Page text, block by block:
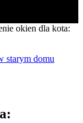
okien dla kota: